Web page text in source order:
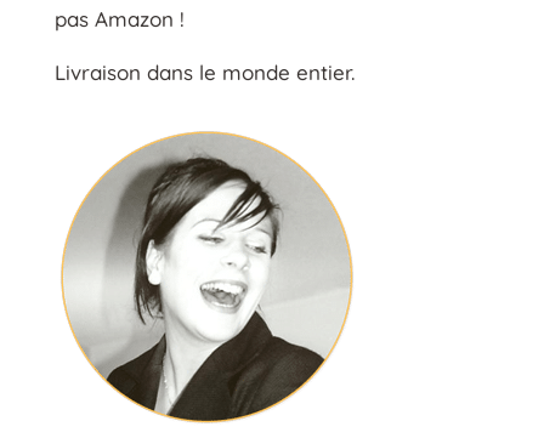
pas Amazon !
Livraison dans le monde entier.